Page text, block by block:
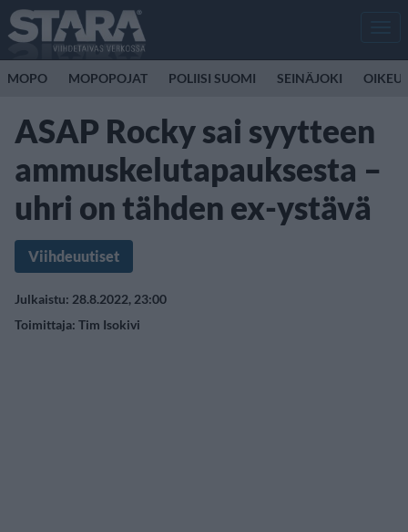
MOPO MOPOPOJAT POLIISI SUOMI SEINÄJOKI
ASAP Rocky sai syytteen
ammuskelutapauksesta –
uhri on tähden ex-ystävä
Viihdeuutiset
Julkaistu: 28.8.2022, 23:00
Toimittaja: Tim Isokivi